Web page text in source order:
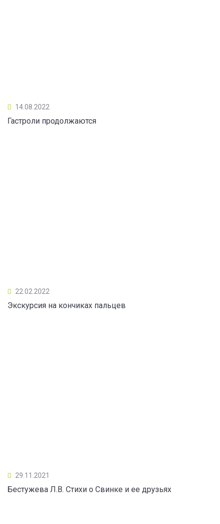
14.08.2022
Гастроли продолжаются
22.02.2022
Экскурсия на кончиках пальцев
29.11.2021
Бестужева Л.В. Стихи о Свинке и ее друзьях